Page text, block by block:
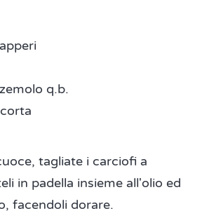
q.b.
tagliate i carciofi a
in padella insieme all'olio ed
facendoli dorare.